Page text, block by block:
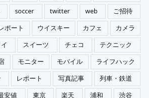
soccer twitter web
ご招待
ポート ウイスキー カフェ
カメラ
スイーツ チェコ
テクニック
モニター モバイル
ライフハック
レポート 写真記事
列車・鉄道
安値 東京 楽天 浦和
渋谷